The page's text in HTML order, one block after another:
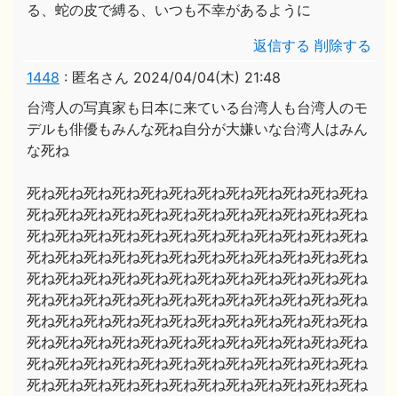
る、蛇の皮で縛る、いつも不幸があるように
返信する 削除する
1448 : 匿名さん 2024/04/04(木) 21:48
台湾人の写真家も日本に来ている台湾人も台湾人のモ
デルも俳優もみんな死ね自分が大嫌いな台湾人はみん
な死ね
死ね死ね死ね死ね死ね死ね死ね死ね死ね死ね死ね死ね
死ね死ね死ね死ね死ね死ね死ね死ね死ね死ね死ね死ね
死ね死ね死ね死ね死ね死ね死ね死ね死ね死ね死ね死ね
死ね死ね死ね死ね死ね死ね死ね死ね死ね死ね死ね死ね
死ね死ね死ね死ね死ね死ね死ね死ね死ね死ね死ね死ね
死ね死ね死ね死ね死ね死ね死ね死ね死ね死ね死ね死ね
死ね死ね死ね死ね死ね死ね死ね死ね死ね死ね死ね死ね
死ね死ね死ね死ね死ね死ね死ね死ね死ね死ね死ね死ね
死ね死ね死ね死ね死ね死ね死ね死ね死ね死ね死ね死ね
死ね死ね死ね死ね死ね死ね死ね死ね死ね死ね死ね死ね